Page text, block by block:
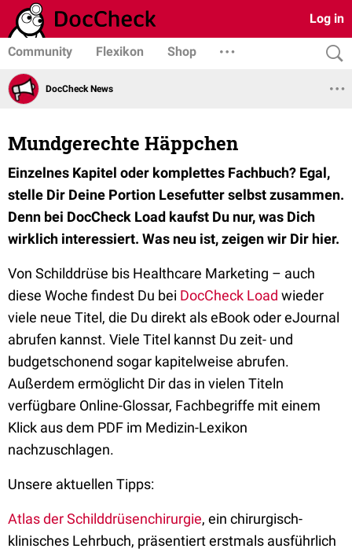
Log in
Community Flexikon Shop
DocCheck News
Mundgerechte Häppchen
Einzelnes Kapitel oder komplettes Fachbuch? Egal,
stelle Dir Deine Portion Lesefutter selbst zusammen.
Denn bei DocCheck Load kaufst Du nur, was Dich
wirklich interessiert. Was neu ist, zeigen wir Dir hier.
Von Schilddrüse bis Healthcare Marketing – auch
diese Woche findest Du bei DocCheck Load wieder
viele neue Titel, die Du direkt als eBook oder eJournal
abrufen kannst. Viele Titel kannst Du zeit- und
budgetschonend sogar kapitelweise abrufen.
Außerdem ermöglicht Dir das in vielen Titeln
verfügbare Online-Glossar, Fachbegriffe mit einem
Klick aus dem PDF im Medizin-Lexikon
nachzuschlagen.
Unsere aktuellen Tipps:
Atlas der Schilddrüsenchirurgie, ein chirurgisch-
klinisches Lehrbuch, präsentiert erstmals ausführlich